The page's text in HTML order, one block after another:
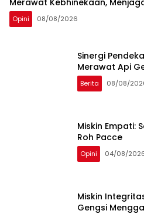
Opini 08/08/2026
Sinergi
Merawat Api
Berita 08/08/
Miskin Empati:
Roh Pacce
Opini 04/08/
Miskin
Gengsi